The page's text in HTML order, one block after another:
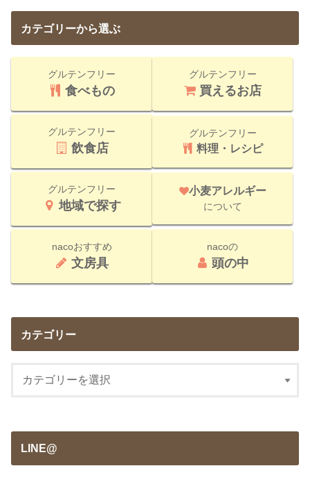
カテゴリーから選ぶ
グルテンフリー
食べもの
グルテンフリー
買えるお店
グルテンフリー
飲食店
グルテンフリー
料理・レシピ
グルテンフリー
地域で探す
小麦アレルギー
について
nacoおすすめ
文房具
nacoの
頭の中
カテゴリー
LINE@